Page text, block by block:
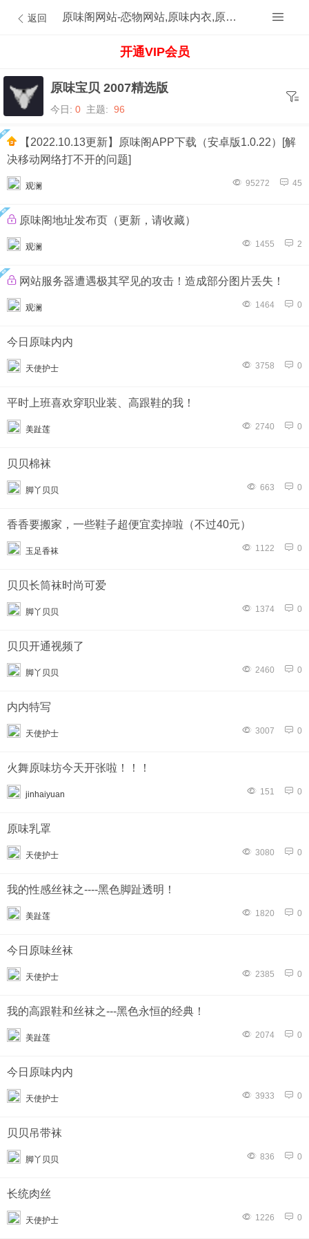
返回 原味阁网站-恋物网站,原味内衣,原味内裤,原味丝袜,原味内内,原味MM,原味原创的原味论坛
开通VIP会员
原味宝贝 2007精选版
今日: 0 主题: 96
决移动网络打不开的问题]
观澜 95272 45
原味阁地址发布页（更新，请收藏）
观澜 1455 2
网站服务器遭遇极其罕见的攻击！造成部分图片丢失！
观澜 1464 0
今日原味内内
天使护士 3758 0
平时上班喜欢穿职业装、高跟鞋的我！
美趾莲 2740 0
贝贝棉袜
脚丫贝贝 663 0
香香要搬家，一些鞋子超便宜卖掉啦（不过40元）
玉足香袜 1122 0
贝贝长筒袜时尚可爱
脚丫贝贝 1374 0
贝贝开通视频了
脚丫贝贝 2460 0
内内特写
天使护士 3007 0
火舞原味坊今天开张啦！！！
jinhaiyuan 151 0
原味乳罩
天使护士 3080 0
我的性感丝袜之----黑色脚趾透明！
美趾莲 1820 0
今日原味丝袜
天使护士 2385 0
我的高跟鞋和丝袜之---黑色永恒的经典！
美趾莲 2074 0
今日原味内内
天使护士 3933 0
贝贝吊带袜
脚丫贝贝 836 0
长统肉丝
天使护士 1226 0